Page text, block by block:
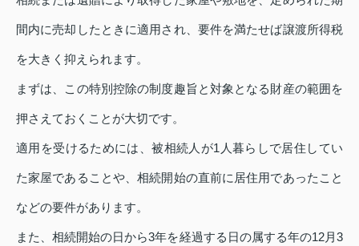
間内に売却したときに適用され、要件を満たせば譲渡所得税
を大きく抑えられます。
まずは、この特別控除の制度趣旨と対象となる財産の範囲を
押さえておくことが大切です。
適用を受けるためには、被相続人が1人暮らしで居住してい
た家屋であることや、相続開始の直前に居住用であったこと
などの要件があります。
また、相続開始の日から3年を経過する日の属する年の12月3